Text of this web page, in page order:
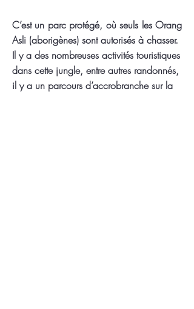
C’est un parc protégé, où seuls les Orang
Asli (aborigènes) sont autorisés à chasser.
Il y a des nombreuses activités touristiques
dans cette jungle, entre autres randonnés,
il y a un parcours d’accrobranche sur la